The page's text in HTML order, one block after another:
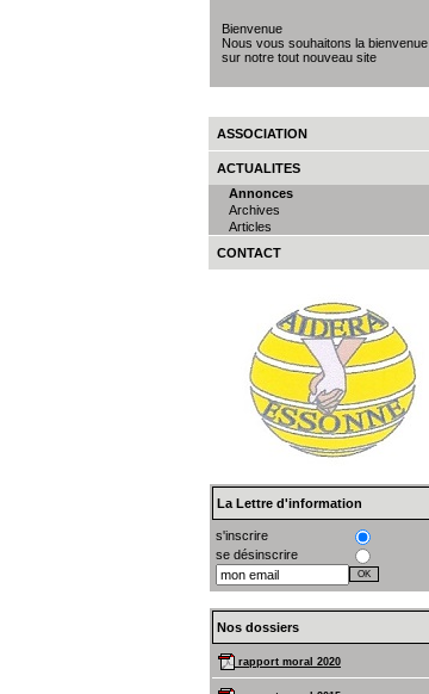
Bienvenue
Nous vous souhaitons la bienvenue
sur notre tout nouveau site
ASSOCIATION
ACTUALITES
Annonces
Archives
Articles
CONTACT
La Lettre d'information
s'inscrire
se désinscrire
Nos dossiers
rapport moral 2020